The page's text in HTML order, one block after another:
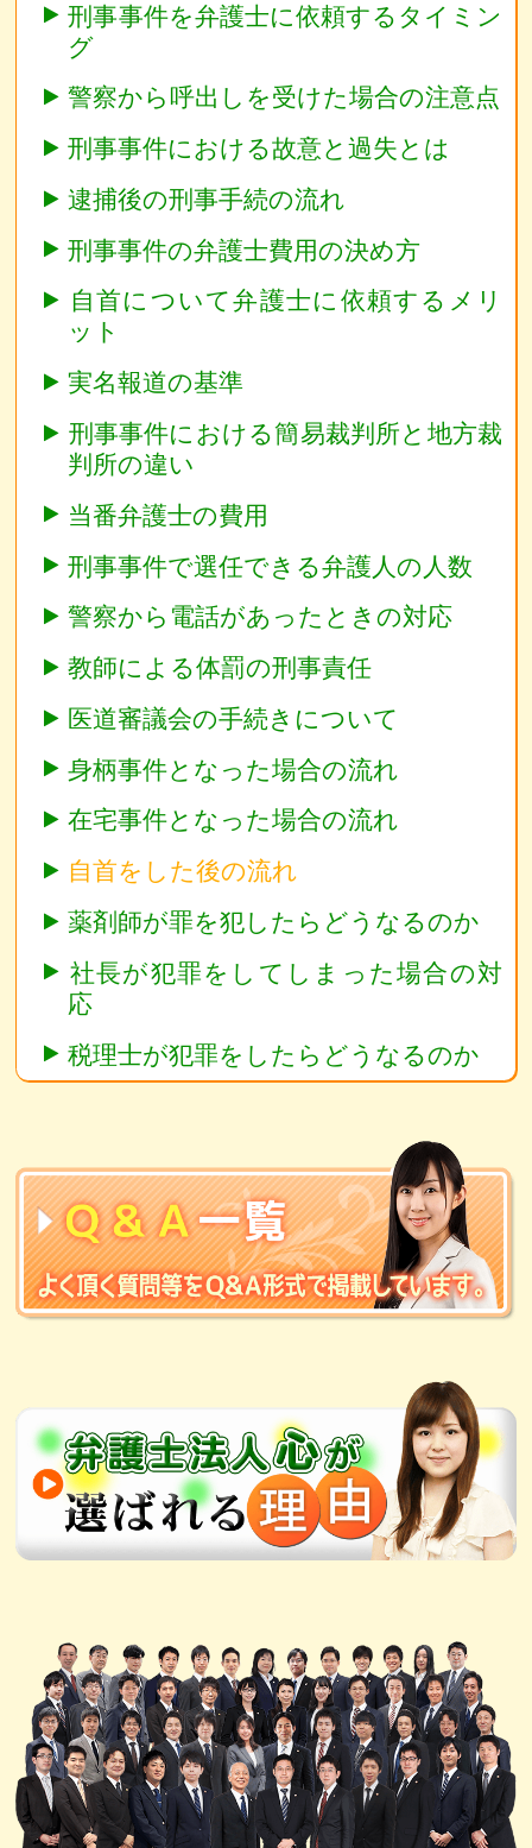
刑事事件を弁護士に依頼するタイミン
グ
警察から呼出しを受けた場合の注意点
刑事事件における故意と過失とは
逮捕後の刑事手続の流れ
刑事事件の弁護士費用の決め方
自首について弁護士に依頼するメリ
ット
実名報道の基準
刑事事件における簡易裁判所と地方裁
判所の違い
当番弁護士の費用
刑事事件で選任できる弁護人の人数
警察から電話があったときの対応
教師による体罰の刑事責任
医道審議会の手続きについて
身柄事件となった場合の流れ
在宅事件となった場合の流れ
自首をした後の流れ
薬剤師が罪を犯したらどうなるのか
社長が犯罪をしてしまった場合の対
応
税理士が犯罪をしたらどうなるのか